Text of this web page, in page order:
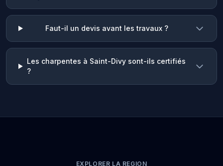
Faut-il un devis avant les travaux ?
Les charpentes à Saint-Divy sont-ils certifiés
?
EXPLORER LA REGION